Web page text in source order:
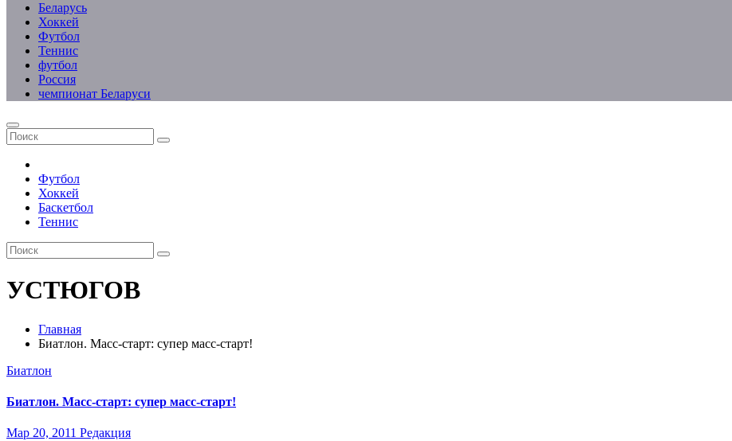
Беларусь
Хоккей
Футбол
Теннис
футбол
Россия
чемпионат Беларуси
Футбол
Хоккей
Баскетбол
Теннис
УСТЮГОВ
Главная
Биатлон. Масс-старт: супер масс-старт!
Биатлон
Биатлон. Масс-старт: супер масс-старт!
Мар 20, 2011 Редакция